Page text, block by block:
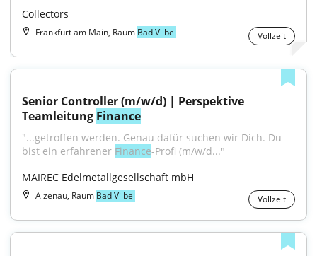
Collectors
Frankfurt am Main, Raum Bad Vilbel Vollzeit
Senior Controller (m/w/d) | Perspektive
Teamleitung Finance
"...getroffen werden. Genau dafür suchen wir Dich. Du
bist ein erfahrener Finance-Profi (m/w/d..."
MAIREC Edelmetallgesellschaft mbH
Alzenau, Raum Bad Vilbel Vollzeit